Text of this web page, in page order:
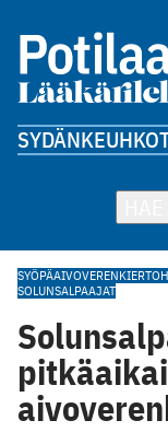
SYDÄN
SYÖPÄ
SOLUNSALPAAJAT